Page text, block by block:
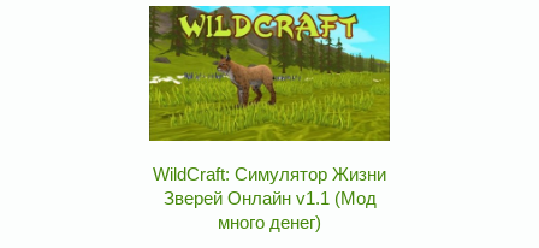
WildCraft: Симулятор Жизни
Зверей Онлайн v1.1 (Мод
много денег)